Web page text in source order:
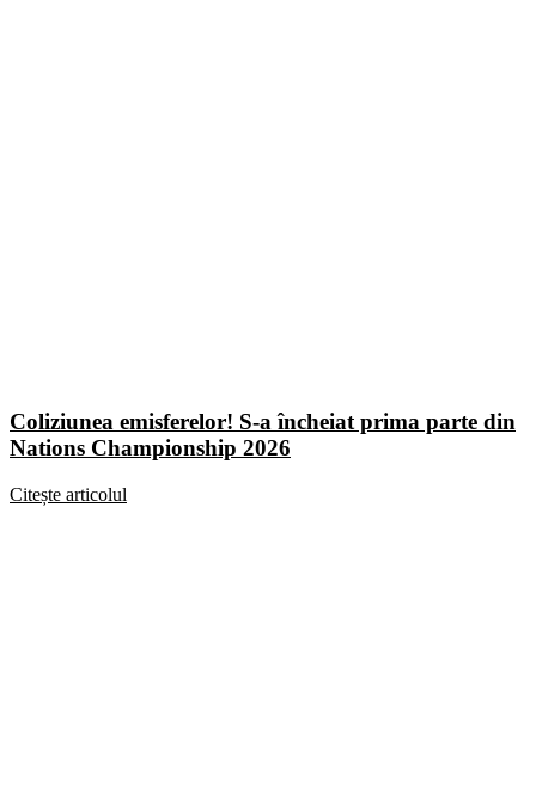
Coliziunea emisferelor! S-a încheiat prima parte din
Nations Championship 2026
Citește articolul